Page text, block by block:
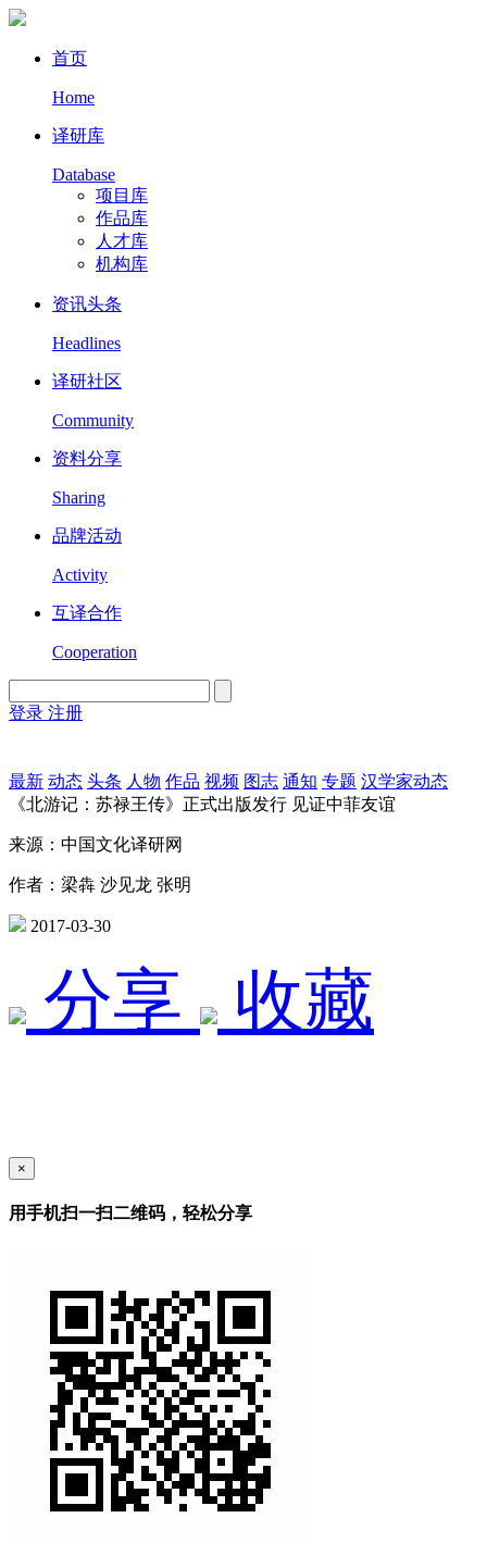
首页
Home
译研库
Database
项目库
作品库
人才库
机构库
资讯头条
Headlines
译研社区
Community
资料分享
Sharing
品牌活动
Activity
互译合作
Cooperation
登录 注册
最新 动态 头条 人物 作品 视频 图志 通知 专题 汉学家动态
《北游记：苏禄王传》正式出版发行 见证中菲友谊
来源：中国文化译研网
作者：梁犇 沙见龙 张明
2017-03-30
分享 收藏
×
用手机扫一扫二维码，轻松分享